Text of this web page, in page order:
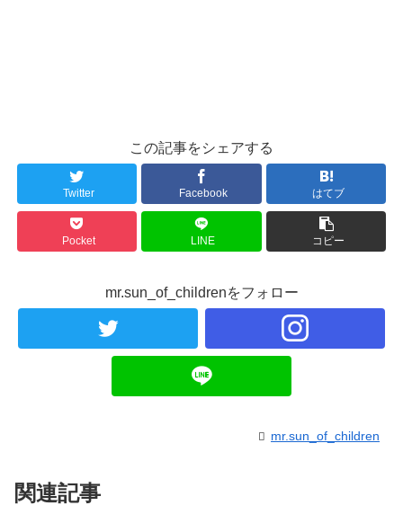
この記事をシェアする
Twitter Facebook はてブ
Pocket LINE コピー
mr.sun_of_childrenをフォロー
mr.sun_of_children
関連記事